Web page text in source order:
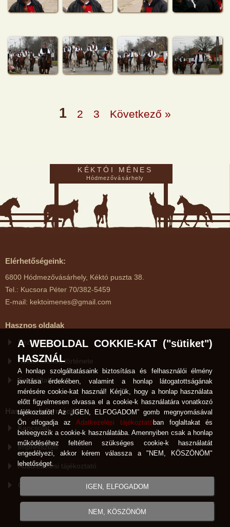
1 2 3 Következő »
KÉKTÓI MÉNES
Hódmezővásárhely
Elérhetőségeink:
6800 Hódmezővásárhely, Kéktó puszta 38.
Tel.: Kucsora Péter 70/382-5459
E-mail: kektoimenes@gmail.com
Hasznos oldalak
Kezdőlap
Kéktói Ménes története
Szolgáltatások
Hasznos Információk
Kapcsolat
Impresszum
Adatkezelési tájékoztató
Cookie-k használata
A WEBOLDAL COKKIE-KAT ("sütiket")
HASZNÁL
A honlap szolgáltatásaink biztosítása és felhasználói élmény
javítása érdekében, valamint a honlap látogatottságának
mérésére cookie-kat használ! Kérjük, hogy a honlap használata
előtt figyelmesen olvassa el a cookie-k használatára vonatkozó
tájékoztatót! Az „IGEN, ELFOGADOM” gomb megnyomásával
Ön elfogadja az Adatkezelési tájékoztatóban foglaltakat és
beleegyezik a cookie-k használatába. Amennyiben csak a honlap
működéséhez feltétlen szükséges cookie-k használatát
engedélyezi, akkor kérem válassza a "NEM, KÖSZÖNÖM"
lehetőséget.
IGEN, ELFOGADOM
NEM, KÖSZÖNÖM